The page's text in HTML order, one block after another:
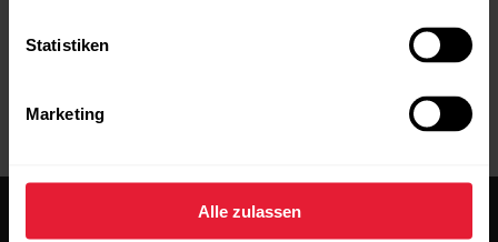
Statistiken
Marketing
Alle zulassen